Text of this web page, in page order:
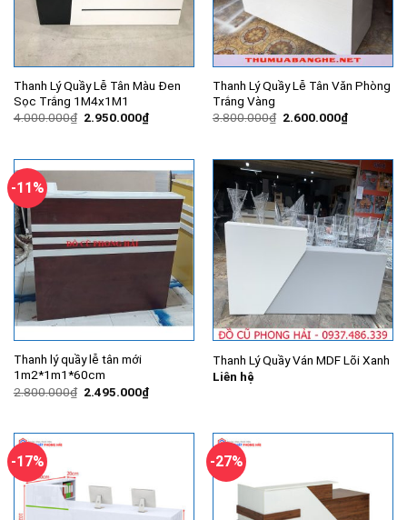
Thanh Lý Quầy Lễ Tân Màu Đen
Sọc Trắng 1M4x1M1
4.000.000₫ Giá
2.950.000₫Giá
hiện
2.950.000₫.
Thanh Lý Quầy Lễ Tân Văn Phòng
Trắng Vàng
3.800.000₫ Giá
2.600.000₫Giá
hiện
-11%
Thanh lý quầy lễ tân mới
1m2*1m1*60cm
2.800.000₫ Giá
2.495.000₫Giá
hiện
2.495.000₫.
Thanh Lý Quầy Ván MDF Lõi Xanh
Liên hệ
-17% -27%